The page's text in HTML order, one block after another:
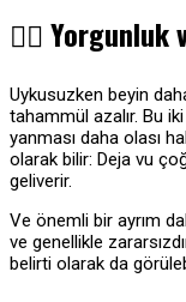
😮‍💨Yorgunluk
Uykusuzken beyin
tahammül azalır. Bu iki
yanması daha olası
olarak bilir: Deja vu
geliverir.
Ve önemli bir ayrım
ve genellikle
belirti olarak da